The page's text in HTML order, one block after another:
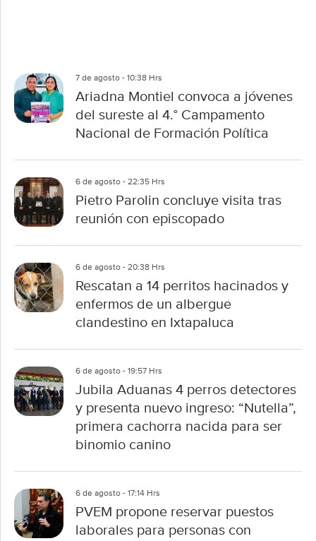
7 de agosto - 10:38 Hrs
Ariadna Montiel convoca a jóvenes
del sureste al 4.° Campamento
Nacional de Formación Política
6 de agosto - 22:35 Hrs
Pietro Parolin concluye visita tras
reunión con episcopado
6 de agosto - 20:38 Hrs
Rescatan a 14 perritos hacinados y
enfermos de un albergue
clandestino en Ixtapaluca
6 de agosto - 19:57 Hrs
Jubila Aduanas 4 perros detectores
y presenta nuevo ingreso: “Nutella”,
primera cachorra nacida para ser
binomio canino
6 de agosto - 17:14 Hrs
PVEM propone reservar puestos
laborales para personas con